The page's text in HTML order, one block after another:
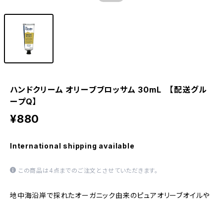
ハンドクリーム オリーブブロッサム 30mL 【配送グル
ープQ】
¥880
International shipping available
この商品は4点までのご注文とさせていただきます。
地中海沿岸で採れたオーガニック由来のピュアオリーブオイルや